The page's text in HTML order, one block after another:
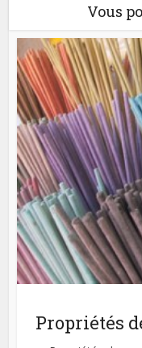
Vous
Propriétés